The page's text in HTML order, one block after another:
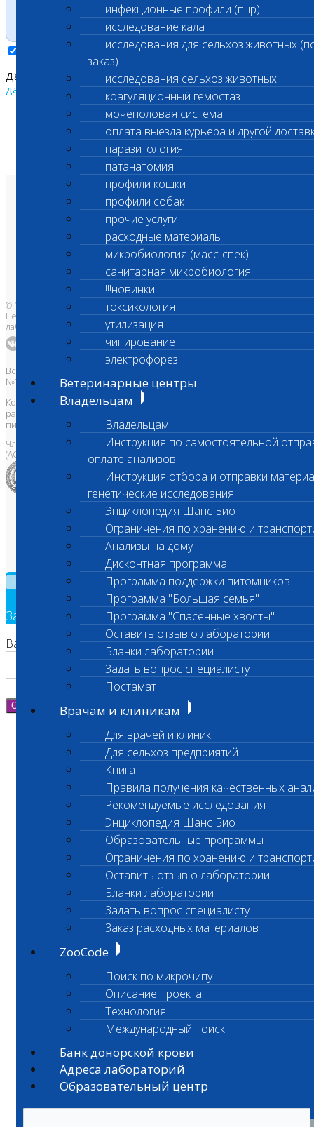
инфекционные профили (пцр)
исследование кала
исследования для сельхоз.животных
заказ)
исследования сельхоз.животных
коагуляционный гемостаз
мочеполовая система
оплата выезда курьера и другой
паразитология
патанатомия
профили кошки
профили собак
прочие услуги
расходные материалы
микробиология (масс-спек)
санитарная микробиология
!!!новинки
токсикология
утилизация
чипирование
электрофорез
Ветеринарные центры
Владельцам
Владельцам
Инструкция по самостоятельной
оплате анализов
Инструкция отбора и отправки
генетические исследования
Энциклопедия Шанс Био
Ограничения по хранению и
Анализы на дому
Дисконтная программа
Программа поддержки питомников
Программа "Большая семья"
Программа "Спасенные хвосты"
Оставить отзыв о лаборатории
Бланки лаборатории
Задать вопрос специалисту
Постамат
Врачам и клиникам
Для врачей и клиник
Для сельхоз предприятий
Книга
Правила получения качественных
Рекомендуемые исследования
Энциклопедия Шанс Био
Образовательные программы
Ограничения по хранению и
Оставить отзыв о лаборатории
Бланки лаборатории
Задать вопрос специалисту
Заказ расходных материалов
ZooCode
Поиск по микрочипу
Описание проекта
Технология
Международный поиск
Банк донорской крови
Адреса лабораторий
Образовательный центр
Даю согласие на обработку моихперсональных
данных
О лаборатории
Анализы и цены
Ветеринарные центры
Владельцам
Врачам и клиникам
Бланки лаборатории
Банк донорской крови
Адреса лабораторий
© 1996-2026
Независимая ветеринарная
лаборатория Шанс Био
Все права защищены и охраняются законом. Товарный знак
№395740 от 2008 г. ООО "ШАНС БИО"
Копирование, тиражирование, а также использование материалов,
размещенных на сайте
письменного разрешения Правообладателя
Член Национальной ветеринарной палаты
(АСРО НВП)
Политика в области персональных данных и конфиденциальности
Пользовательское соглашение
Техническая поддержка
Заявка на обратный звонок
Ваш номер телефона
Отправить